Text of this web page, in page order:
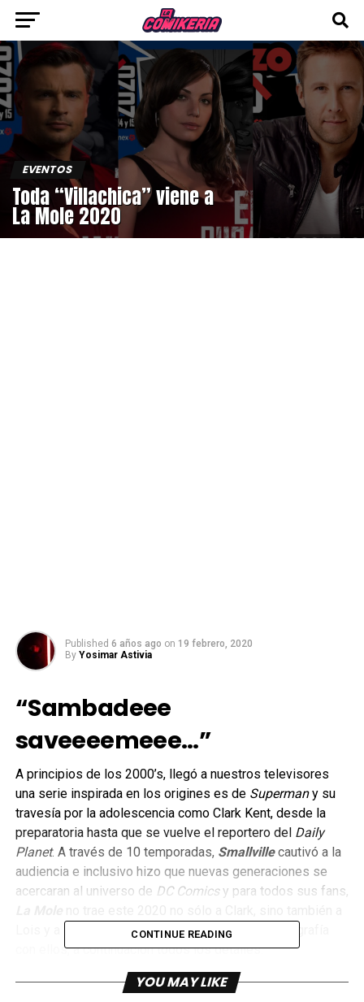
EVENTOS
Toda “Villachica” viene a
La Mole 2020
Published 6 años ago on 19 febrero, 2020
By Yosimar Astivia
“Sambadeee
saveeeemeee…”
A principios de los 2000’s, llegó a nuestros televisores
una serie inspirada en los origines es de Supermany su
travesía por la adolescencia como Clark Kent, desde la
preparatoria hasta que se vuelve el reportero del Daily
Planet. A través de 10 temporadas, Smallvillecautivó a la
audiencia e inclusivo hizo que nuevas generaciones se
acercaran al universo de DC Comicsy para todos sus fans,
Lois y a Lex, listos para que nos tomemos la fotografía
con ellos, a continuación todos los detalles.
CONTINUE READING
YOU MAY LIKE